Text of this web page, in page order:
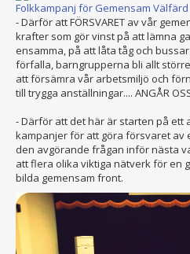
Folkkampanj för Gemensam Välfärd
- Därför att FÖRSVARET av vår
krafter som gör vinst på att lämna
ensamma, på att låta tåg och
förfalla, barngrupperna bli allt
att försämra vår arbetsmiljö och
till trygga anställningar.... ANGÅR
- Därför att det här är starten på ett
kampanjer för att göra försvaret av
den avgörande frågan inför nästa
att flera olika viktiga nätverk för en
bilda gemensam front.